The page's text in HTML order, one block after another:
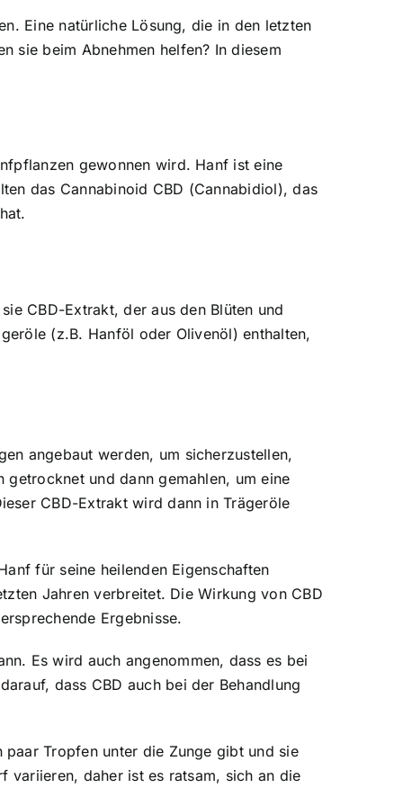
Eine natürliche Lösung, die in den letzten
sie beim Abnehmen helfen? In diesem
gewonnen wird. Hanf ist eine
das Cannabinoid CBD (Cannabidiol), das
CBD-Extrakt, der aus den Blüten und
(z.B. Hanföl oder Olivenöl) enthalten,
angebaut werden, um sicherzustellen,
und dann gemahlen, um eine
CBD-Extrakt wird dann in Trägeröle
für seine heilenden Eigenschaften
Jahren verbreitet. Die Wirkung von CBD
Ergebnisse.
Es wird auch angenommen, dass es bei
dass CBD auch bei der Behandlung
Tropfen unter die Zunge gibt und sie
variieren, daher ist es ratsam, sich an die